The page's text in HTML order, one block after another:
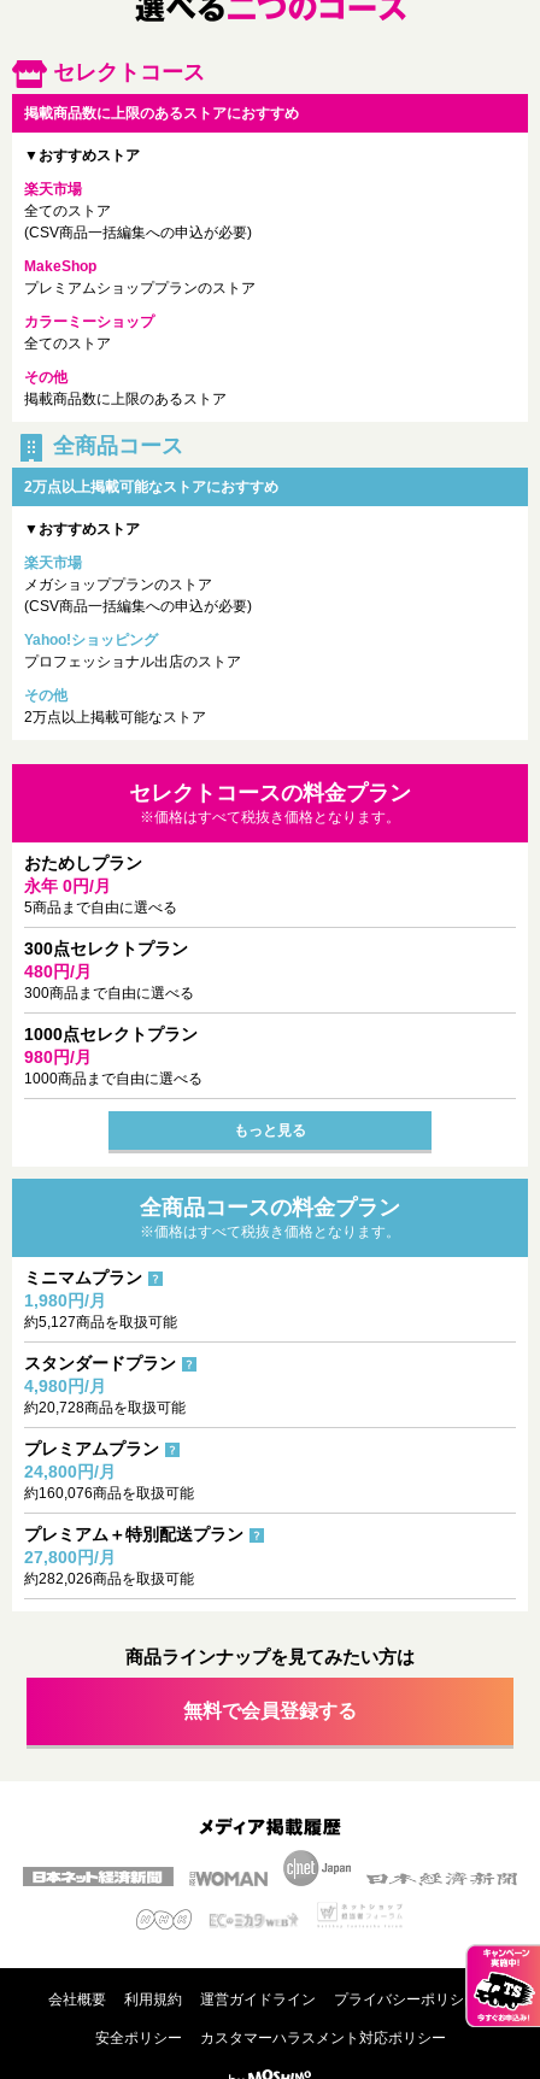
セレクトコース
掲載商品数に上限のあるストアにおすすめ
▼おすすめストア
楽天市場
全てのストア
(CSV商品一括編集への申込が必要)
MakeShop
プレミアムショッププランのストア
カラーミーショップ
全てのストア
その他
掲載商品数に上限のあるストア
全商品コース
2万点以上掲載可能なストアにおすすめ
▼おすすめストア
楽天市場
メガショッププランのストア
(CSV商品一括編集への申込が必要)
Yahoo!ショッピング
プロフェッショナル出店のストア
その他
2万点以上掲載可能なストア
セレクトコースの料金プラン
※価格はすべて税抜き価格となります。
おためしプラン
永年 0円/月
5商品まで自由に選べる
300点セレクトプラン
480円/月
300商品まで自由に選べる
1000点セレクトプラン
980円/月
1000商品まで自由に選べる
もっと見る
全商品コースの料金プラン
※価格はすべて税抜き価格となります。
ミニマムプラン
1,980円/月
約5,127商品を取扱可能
スタンダードプラン
4,980円/月
約20,728商品を取扱可能
プレミアムプラン
24,800円/月
約160,076商品を取扱可能
プレミアム＋特別配送プラン
27,800円/月
約282,026商品を取扱可能
商品ラインナップを見てみたい方は
無料で会員登録する
会社概要 利用規約 運営ガイドライン プライバシーポリシー
安全ポリシー カスタマーハラスメント対応ポリシー